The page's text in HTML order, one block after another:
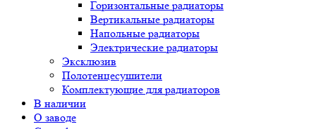
Горизонтальные радиаторы
Вертикальные радиаторы
Напольные радиаторы
Электрические радиаторы
Эксклюзив
Полотенцесушители
Комплектующие для радиаторов
В наличии
О заводе